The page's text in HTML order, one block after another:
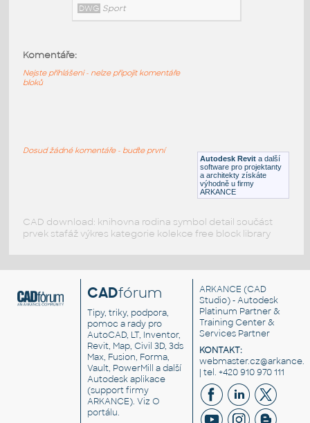
RFA Sport
DWG Sport Autodesk Revit a další
software pro projektanty
a architekty získáte
výhodně u firmy
ARKANCE
Komentáře:
Nejste přihlášeni - nelze připojit komentáře
bloků
Dosud žádné komentáře - buďte první
CAD download: knihovna rodina symbol detail součást
prvek stafáž výkres kategorie kolekce free block library
CADfórum
Tipy, triky, podpora,
pomoc a rady pro
AutoCAD, LT, Inventor,
Revit, Map, Civil 3D, 3ds
Max, Fusion, Forma,
Vault, PowerMill a další
Autodesk aplikace
(support firmy
ARKANCE). VizO
portálu.
ARKANCE (CAD
Studio) - Autodesk
Platinum Partner &
Training Center &
Services Partner
KONTAKT:
| tel. +420 910 970 111